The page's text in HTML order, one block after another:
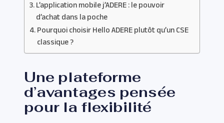
L’application mobile j’ADERE : le pouvoir
d’achat dans la poche
Pourquoi choisir Hello ADERE plutôt qu’un CSE
classique ?
Une plateforme
d’avantages pensée
pour la flexibilité